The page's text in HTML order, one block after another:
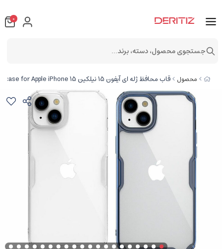
محصول قاب محافظ ژله ای آیفون 15 نیلکین Nillkin Nature TPU Pro Series case for Apple iPhone 15
0
جستجوی محصول، دسته، برند...